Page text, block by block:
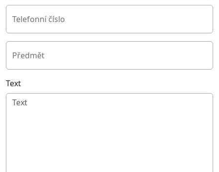
Telefonní číslo
Předmět
Text